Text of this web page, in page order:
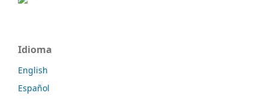
Idioma
English
Español